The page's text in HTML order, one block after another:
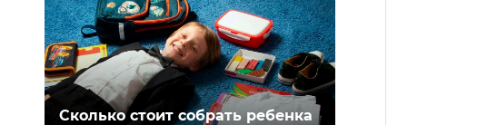
Сколько стоит собрать ребенка